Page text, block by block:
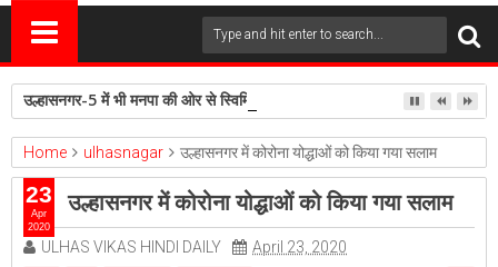
उल्हासनगर-5 में भी मनपा की ओर से स्विमिंग पुल सुविधा हो- शेरी लुंड
Home ulhasnagar उल्हासनगर में कोरोना योद्धाओं को किया गया सलाम
उल्हासनगर में कोरोना योद्धाओं को किया गया सलाम
ULHAS VIKAS HINDI DAILY
April 23, 2020
23
Apr
2020